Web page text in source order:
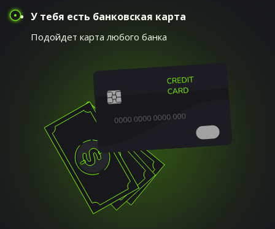
У тебя есть банковская карта
Подойдет карта любого банка